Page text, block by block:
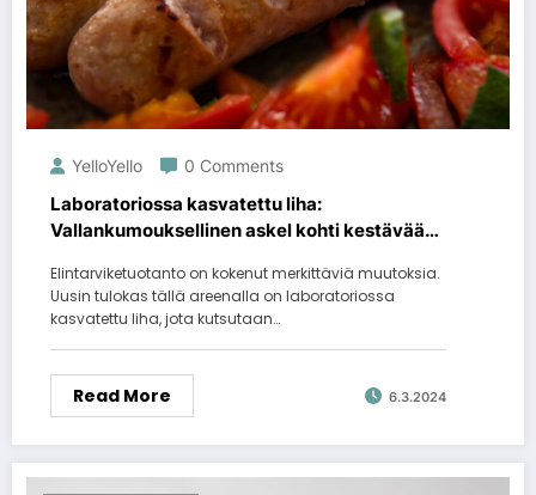
YelloYello 0 Comments
Laboratoriossa kasvatettu liha:
Vallankumouksellinen askel kohti kestävää
Elintarviketuotanto on kokenut merkittäviä muutoksia.
Uusin tulokas tällä areenalla on laboratoriossa
kasvatettu liha, jota kutsutaan…
Read More 6.3.2024